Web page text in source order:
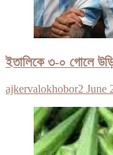
ইতালিকে ৩-০ গোলে
ajkervalokhobor2 June